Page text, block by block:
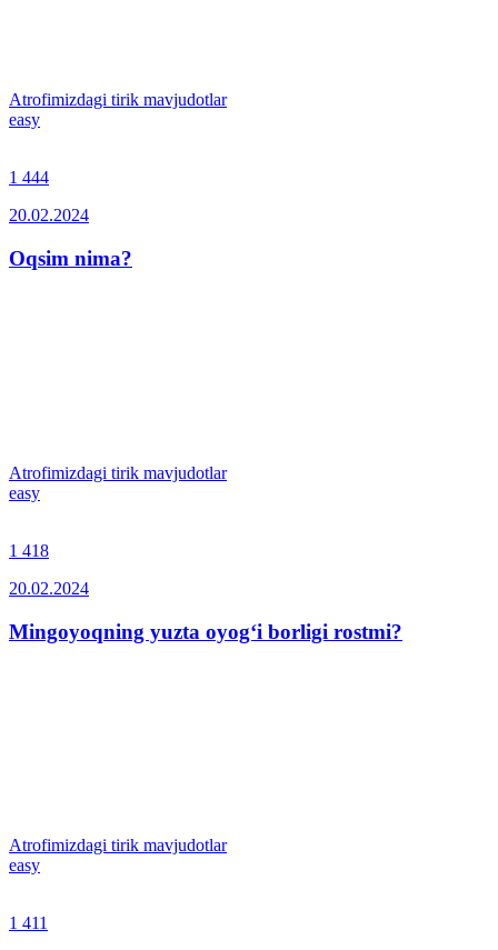
Atrofimizdagi tirik mavjudotlar
easy
1 444
20.02.2024
Oqsim nima?
Atrofimizdagi tirik mavjudotlar
easy
1 418
20.02.2024
Mingoyoqning yuzta oyog‘i borligi rostmi?
Atrofimizdagi tirik mavjudotlar
easy
1 411